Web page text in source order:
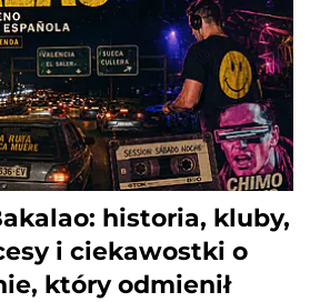
historia, kluby,
i ciekawostki o
który odmienił